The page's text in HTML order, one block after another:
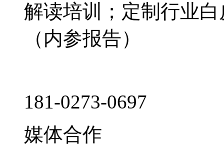
解读培训；定制行业
（内参报告）
181-0273-0697
媒体合作